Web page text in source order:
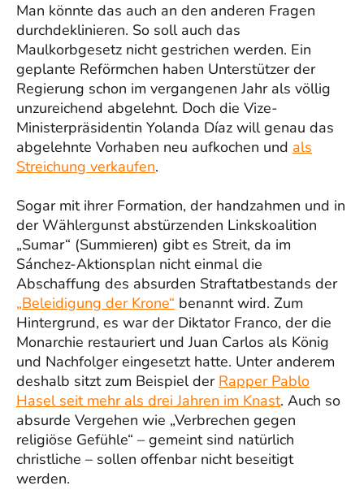
Man könnte das auch an den anderen Fragen
durchdeklinieren. So soll auch das
Maulkorbgesetz nicht gestrichen werden. Ein
geplante Reförmchen haben Unterstützer der
Regierung schon im vergangenen Jahr als völlig
unzureichend abgelehnt. Doch die Vize-
Ministerpräsidentin Yolanda Díaz will genau das
abgelehnte Vorhaben neu aufkochen und als
Streichung verkaufen.
Sogar mit ihrer Formation, der handzahmen und in
der Wählergunst abstürzenden Linkskoalition
„Sumar“ (Summieren) gibt es Streit, da im
Sánchez-Aktionsplan nicht einmal die
Abschaffung des absurden Straftatbestands der
„Beleidigung der Krone“ benannt wird. Zum
Hintergrund, es war der Diktator Franco, der die
Monarchie restauriert und Juan Carlos als König
und Nachfolger eingesetzt hatte. Unter anderem
deshalb sitzt zum Beispiel der Rapper Pablo
Hasel seit mehr als drei Jahren im Knast. Auch so
absurde Vergehen wie „Verbrechen gegen
religiöse Gefühle“ – gemeint sind natürlich
christliche – sollen offenbar nicht beseitigt
werden.